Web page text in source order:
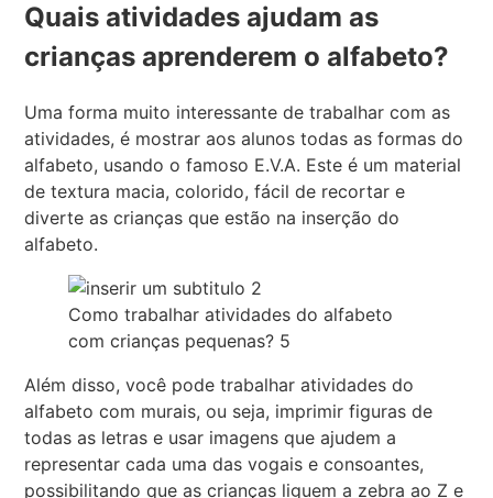
Quais atividades ajudam as
crianças aprenderem o alfabeto?
Uma forma muito interessante de trabalhar com as
atividades, é mostrar aos alunos todas as formas do
alfabeto, usando o famoso E.V.A. Este é um material
de textura macia, colorido, fácil de recortar e
diverte as crianças que estão na inserção do
alfabeto.
Como trabalhar atividades do alfabeto
com crianças pequenas? 5
Além disso, você pode trabalhar atividades do
alfabeto com murais, ou seja, imprimir figuras de
todas as letras e usar imagens que ajudem a
representar cada uma das vogais e consoantes,
possibilitando que as crianças liguem a zebra ao Z e